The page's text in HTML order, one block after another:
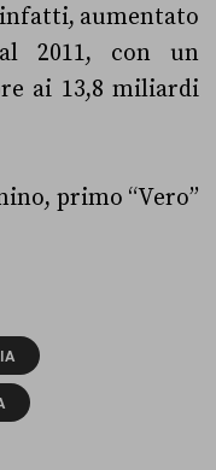
infatti, aumentato
2011, con un
ai 13,8 miliardi
primo “Vero”